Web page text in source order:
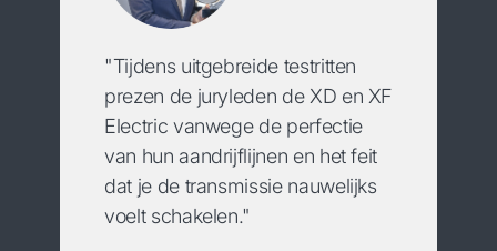
"Tijdens uitgebreide testritten
prezen de juryleden de XD en XF
Electric vanwege de perfectie
van hun aandrijflijnen en het feit
dat je de transmissie nauwelijks
voelt schakelen."